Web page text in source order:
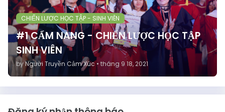
CHIẾN LƯỢC HỌC TẬP - SINH VIÊN
#1 CẨM NANG - CHIẾN LƯỢC HỌC TẬP
SINH VIÊN
by Người Truyền Cảm Xúc• tháng 9 18, 2021